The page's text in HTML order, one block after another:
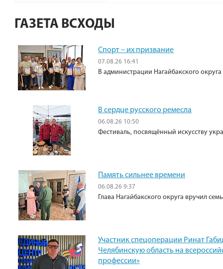
ГАЗЕТА ВСХОДЫ
Спорт – их призвание
07.08.26 16:41
В администрации Нагайбакского
В сердце русского ремесла
06.08.26 10:50
Фестиваль, посвящённый искусству
Память сильнее времени
06.08.26 9:37
Глава Нагайбакского округа вручил
Участник спецоперации Ринат
Челябинскую область на
профессии»